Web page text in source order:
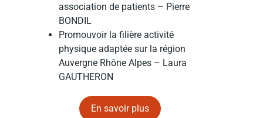
association de patients – Pierre
BONDIL
Promouvoir la filière activité
physique adaptée sur la région
Auvergne Rhône Alpes – Laura
GAUTHERON
En savoir plus